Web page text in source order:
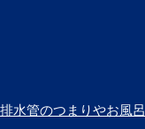
水管のつまりやお風